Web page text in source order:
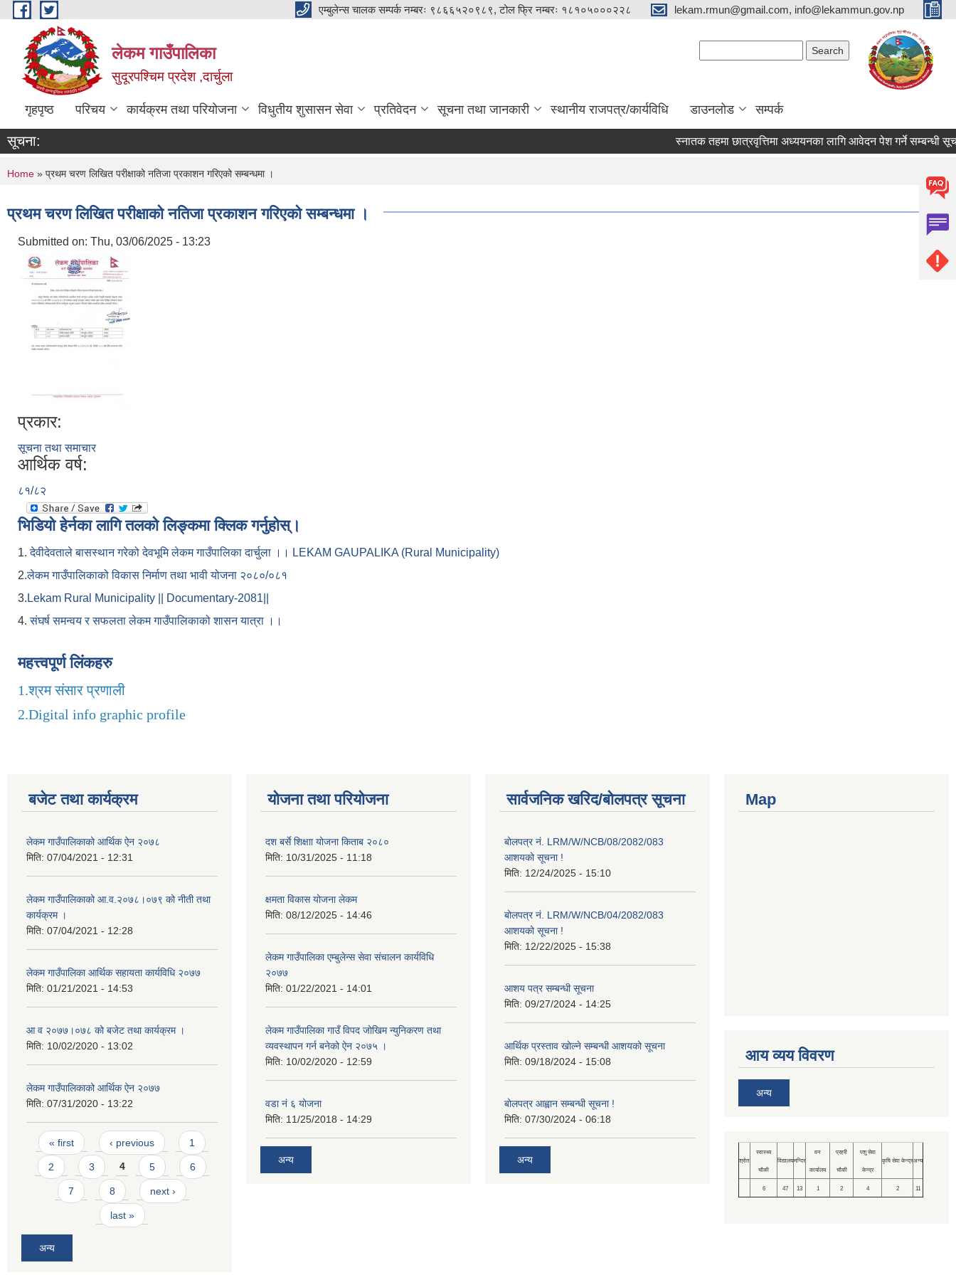
Skip to main content एम्बुलेन्स चालक सम्पर्क नम्बरः ९८६६५२०९८९, टोल फ्रि नम्बरः १८१०५०००२२८ lekam.rmun@gmail.com, info@lekammun.gov.np
लेकम गाउँपालिका
सुदूरपश्चिम प्रदेश ,दार्चुला
गृहपृष्ठ परिचय कार्यक्रम तथा परियोजना विधुतीय शुसासन सेवा प्रतिवेदन सूचना तथा जानकारी स्थानीय राजपत्र/कार्यविधि डाउनलोड सम्पर्क
सूचना: स्नातक तहमा छात्रवृत्तिमा अध्ययनका लागि आवेदन पेश गर्ने सम्बन्धी
You are here
Home » प्रथम चरण लिखित परीक्षाको नतिजा प्रकाशन गरिएको सम्बन्धमा ।
प्रथम चरण लिखित परीक्षाको नतिजा प्रकाशन गरिएको सम्बन्धमा ।
Submitted on: Thu, 03/06/2025 - 13:23
प्रकार:
सूचना तथा समाचार
आर्थिक वर्ष:
८१/८२
भिडियो हेर्नका लागि तलको लिङ्कमा क्लिक गर्नुहोस्।
1.देवीदेवताले बासस्थान गरेको देवभूमि लेकम गाउँपालिका दार्चुला ।। LEKAM GAUPALIKA (Rural Municipality)
2.लेकम गाउँपालिकाको विकास निर्माण तथा भावी योजना २०८०/०८१
3. Lekam Rural Municipality || Documentary-2081||
4.संघर्ष समन्वय र सफलता लेकम गाउँपालिकाको शासन यात्रा ।।
महत्त्वपूर्ण लिंकहरु
1.श्रम संसार प्रणाली
2.Digital info graphic profile
बजेट तथा कार्यक्रम
लेकम गाउँपालिकाको आर्थिक ऐन २०७८
मिति: 07/04/2021 - 12:31
लेकम गाउँपालिकाको आ.व.२०७८।०७९ को नीती तथा
कार्यक्रम ।
मिति: 07/04/2021 - 12:28
लेकम गाउँपालिका आर्थिक सहायता कार्यविधि २०७७
मिति: 01/21/2021 - 14:53
आ व २०७७।०७८ को बजेट तथा कार्यक्रम ।
मिति: 10/02/2020 - 13:02
लेकम गाउँपालिकाको आर्थिक ऐन २०७७
मिति: 07/31/2020 - 13:22
Pages
« first ‹ previous 1
2 3 4 5 6
7 8 next ›
last »
अन्य
योजना तथा परियोजना
दश बर्से शिक्षाा योजना किताब २०८०
मिति: 10/31/2025 - 11:18
क्षमता विकास योजना लेकम
मिति: 08/12/2025 - 14:46
लेकम गाउँपालिका एम्बुलेन्स सेवा संचालन कार्यविधि
२०७७
मिति: 01/22/2021 - 14:01
लेकम गाउँपालिका गाउँ विपद जोखिम न्युनिकरण तथा
व्यवस्थापन गर्न बनेको ऐन २०७५ ।
मिति: 10/02/2020 - 12:59
वडा नं ६ योजना
मिति: 11/25/2018 - 14:29
अन्य
सार्वजनिक खरिद/बोलपत्र सूचना
बोलपत्र नं. LRM/W/NCB/08/2082/083
आशयको सूचना !
मिति: 12/24/2025 - 15:10
बोलपत्र नं. LRM/W/NCB/04/2082/083
आशयको सूचना !
मिति: 12/22/2025 - 15:38
आशय पत्र सम्बन्धी सूचना
मिति: 09/27/2024 - 14:25
आर्थिक प्रस्ताव खोल्ने सम्बन्धी आशयको सूचना
मिति: 09/18/2024 - 15:08
बोलपत्र आह्वान सम्बन्धी सूचना !
मिति: 07/30/2024 - 06:18
अन्य
Map
आय व्यय विवरण
अन्य
श्रोत
स्वास्थ्य
चौकी
विद्यालयमन्दिर
वन
कार्यालय
प्रहरी
चौकी
पशु सेवा
केन्द्र
कृषि सेवा केन्द्रअन्य
6 47 13 1 2 4 2 11